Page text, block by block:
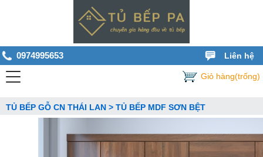
0974995653 Liên hệ
Giỏ hàng(trống)
TỦ BẾP GỖ CN THÁI LAN > TỦ BẾP MDF SƠN BỆT